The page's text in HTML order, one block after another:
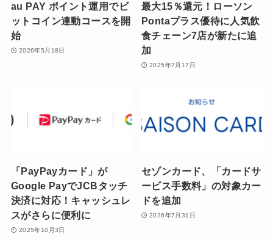
au PAY ポイント運用でビ
ットコイン連動コースを開
始
2026年5月18日
最大15％還元！ローソン
Pontaプラス優待に人気飲
食チェーン7店が新たに追
加
2025年7月17日
「PayPayカード」が
Google PayでJCBタッチ
決済に対応！キャッシュレ
スがさらに便利に
2025年10月3日
セゾンカード、「カードサ
ービス手数料」の対象カー
ドを追加
2026年7月31日